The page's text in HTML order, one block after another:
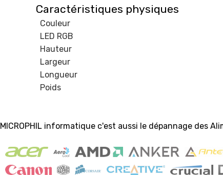
Caractéristiques physiques
Couleur
LED RGB
Hauteur
Largeur
Longueur
Poids
MICROPHIL informatique c'est aussi le dépannage des